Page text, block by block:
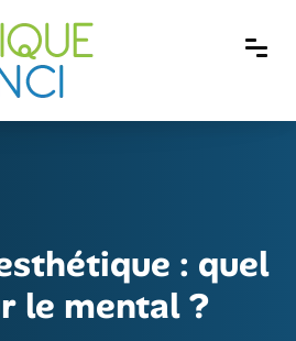
: quel
le mental ?